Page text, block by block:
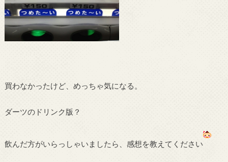
買わなかったけど、めっちゃ気になる。
ダーツのドリンク版？
飲んだ方がいらっしゃいましたら、感想を教えてください